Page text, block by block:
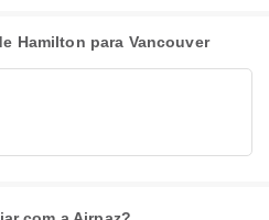
Hamilton para Vancouver